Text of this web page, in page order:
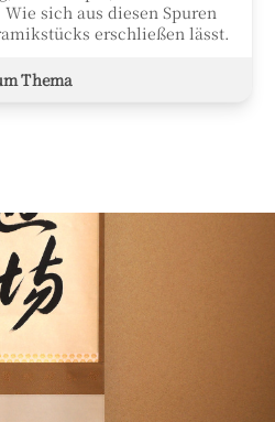
sich aus diesen Spuren
erschließen lässt.
Thema